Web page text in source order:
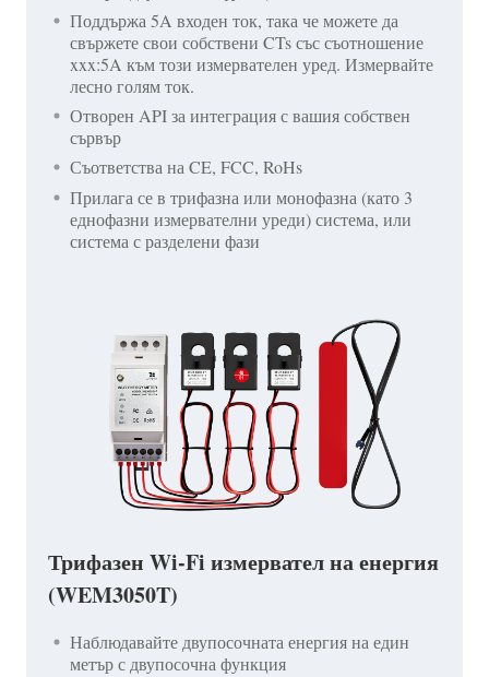
Поддържа 5A входен ток, така че можете да
свържете свои собствени CTs със съотношение
xxx:5A към този измервателен уред. Измервайте
лесно голям ток.
Отворен API за интеграция с вашия собствен
сървър
Съответства на CE, FCC, RoHs
Прилага се в трифазна или монофазна (като 3
еднофазни измервателни уреди) система, или
система с разделени фази
Трифазен Wi-Fi измервател на енергия
(WEM3050T)
Наблюдавайте двупосочната енергия на един
метър с двупосочна функция